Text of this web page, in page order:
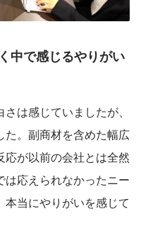
中で感じるやりがい
は感じていましたが、
た。副商材を含めた幅広
が以前の会社とは全然
応えられなかったニー
当にやりがいを感じて